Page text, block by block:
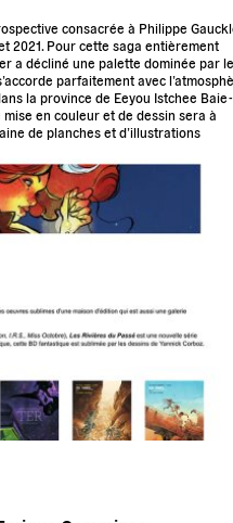
consacrée à Philippe
2021. Pour cette saga entièrement
a décliné une palette dominée par
parfaitement avec
la province de Eeyou Istchee Baie-
en couleur et de dessin sera à
de planches et d’illustrations